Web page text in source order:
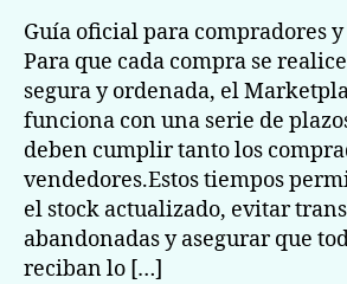
Guía oficial para compradores
Para que cada compra se
segura y ordenada, el
funciona con una serie de
deben cumplir tanto los
vendedores.Estos tiempos
el stock actualizado, evitar
abandonadas y asegurar que
reciban lo […]